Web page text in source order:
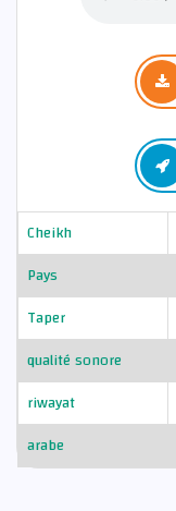
Cheikh
Pays
Taper
qualité sonore
riwayat
arabe